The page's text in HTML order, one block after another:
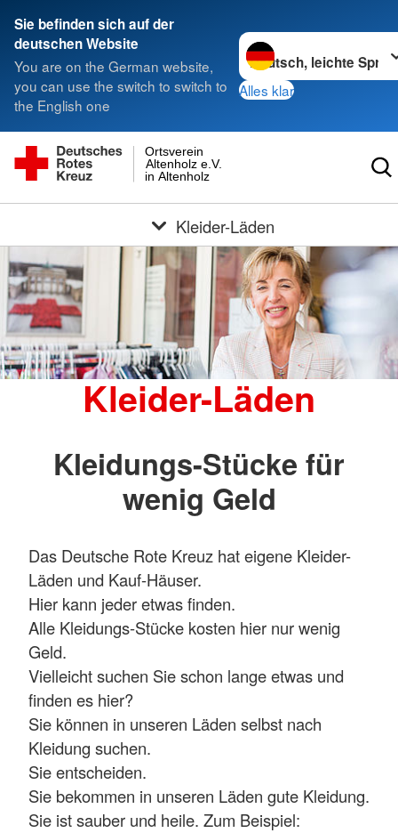
Sie befinden sich auf der
deutschen Website
You are on the German website,
you can use the switch to switch to
the English one
Sprache wechseln zu
Alles klar
in Altenholz
Altenholz e.V.
Ortsverein
Kleider-Läden
Kleider-Läden
Kleidungs-Stücke für
wenig Geld
Das Deutsche Rote Kreuz hat eigene Kleider-
Läden und Kauf-Häuser.
Hier kann jeder etwas finden.
Alle Kleidungs-Stücke kosten hier nur wenig
Geld.
Vielleicht suchen Sie schon lange etwas und
finden es hier?
Sie können in unseren Läden selbst nach
Kleidung suchen.
Sie entscheiden.
Sie bekommen in unseren Läden gute Kleidung.
Sie ist sauber und heile. Zum Beispiel: